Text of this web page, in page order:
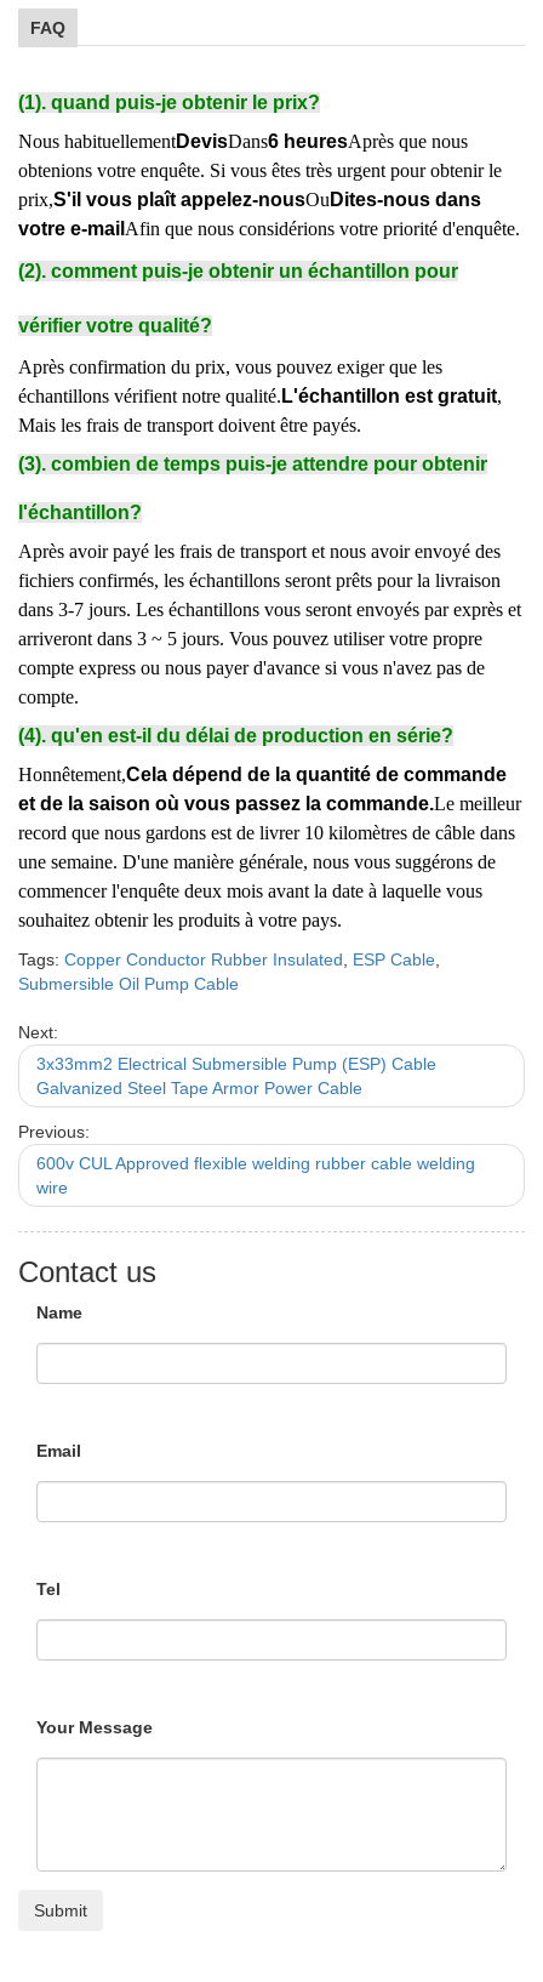
FAQ
(1). quand puis-je obtenir le prix?
Nous habituellementDevisDans6 heuresAprès que nous
obtenions votre enquête. Si vous êtes très urgent pour obtenir le
prix,S'il vous plaît appelez-nousOu Dites-nous dans
votre e-mail Afin que nous considérions votre priorité d'enquête.
(2). comment puis-je obtenir un échantillon pour
vérifier votre qualité?
Après confirmation du prix, vous pouvez exiger que les
échantillons vérifient notre qualité. L'échantillon est gratuit,
Mais les frais de transport doivent être payés.
(3). combien de temps puis-je attendre pour obtenir
l'échantillon?
Après avoir payé les frais de transport et nous avoir envoyé des
fichiers confirmés, les échantillons seront prêts pour la livraison
dans 3-7 jours. Les échantillons vous seront envoyés par exprès et
arriveront dans 3 ~ 5 jours. Vous pouvez utiliser votre propre
compte express ou nous payer d'avance si vous n'avez pas de
compte.
(4). qu'en est-il du délai de production en série?
Honnêtement,Cela dépend de la quantité de commande
et de la saison où vous passez la commande.Le meilleur
record que nous gardons est de livrer 10 kilomètres de câble dans
une semaine. D'une manière générale, nous vous suggérons de
commencer l'enquête deux mois avant la date à laquelle vous
souhaitez obtenir les produits à votre pays.
Tags: Copper Conductor Rubber Insulated ESP Cable
Submersible Oil Pump Cable
Next:
3x33mm2 Electrical Submersible Pump (ESP) Cable
Galvanized Steel Tape Armor Power Cable
Previous:
600v CUL Approved flexible welding rubber cable welding
wire
Contact us
Name
Email
Tel
Your Message